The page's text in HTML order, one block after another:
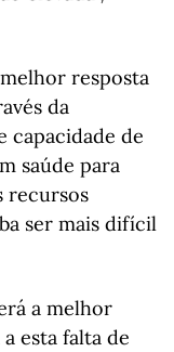
resposta
da
capacidade de
saúde para
recursos
ser mais difícil
a melhor
esta falta de